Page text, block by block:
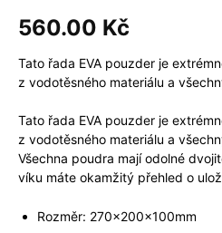
560.00 Kč
Tato řada EVA pouzder je
z vodotěsného materiálu a
Tato řada EVA pouzder je
z vodotěsného materiálu a
Všechna poudra mají odolné
víku máte okamžitý přehled o
Rozměr: 270x200x100mm